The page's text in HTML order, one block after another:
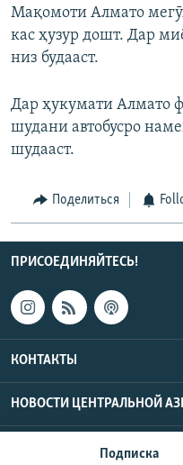
Подписка
Мақомоти Алмато
кас ҳузур дошт. Дар
низ будааст.
Дар ҳукумати Алмато
шудани автобусро
шудааст.
Поделиться
ПРИСОЕДИНЯЙТЕСЬ!
КОНТАКТЫ
НОВОСТИ ЦЕНТРАЛЬНОЙ
CENTRAL ASIAN ©